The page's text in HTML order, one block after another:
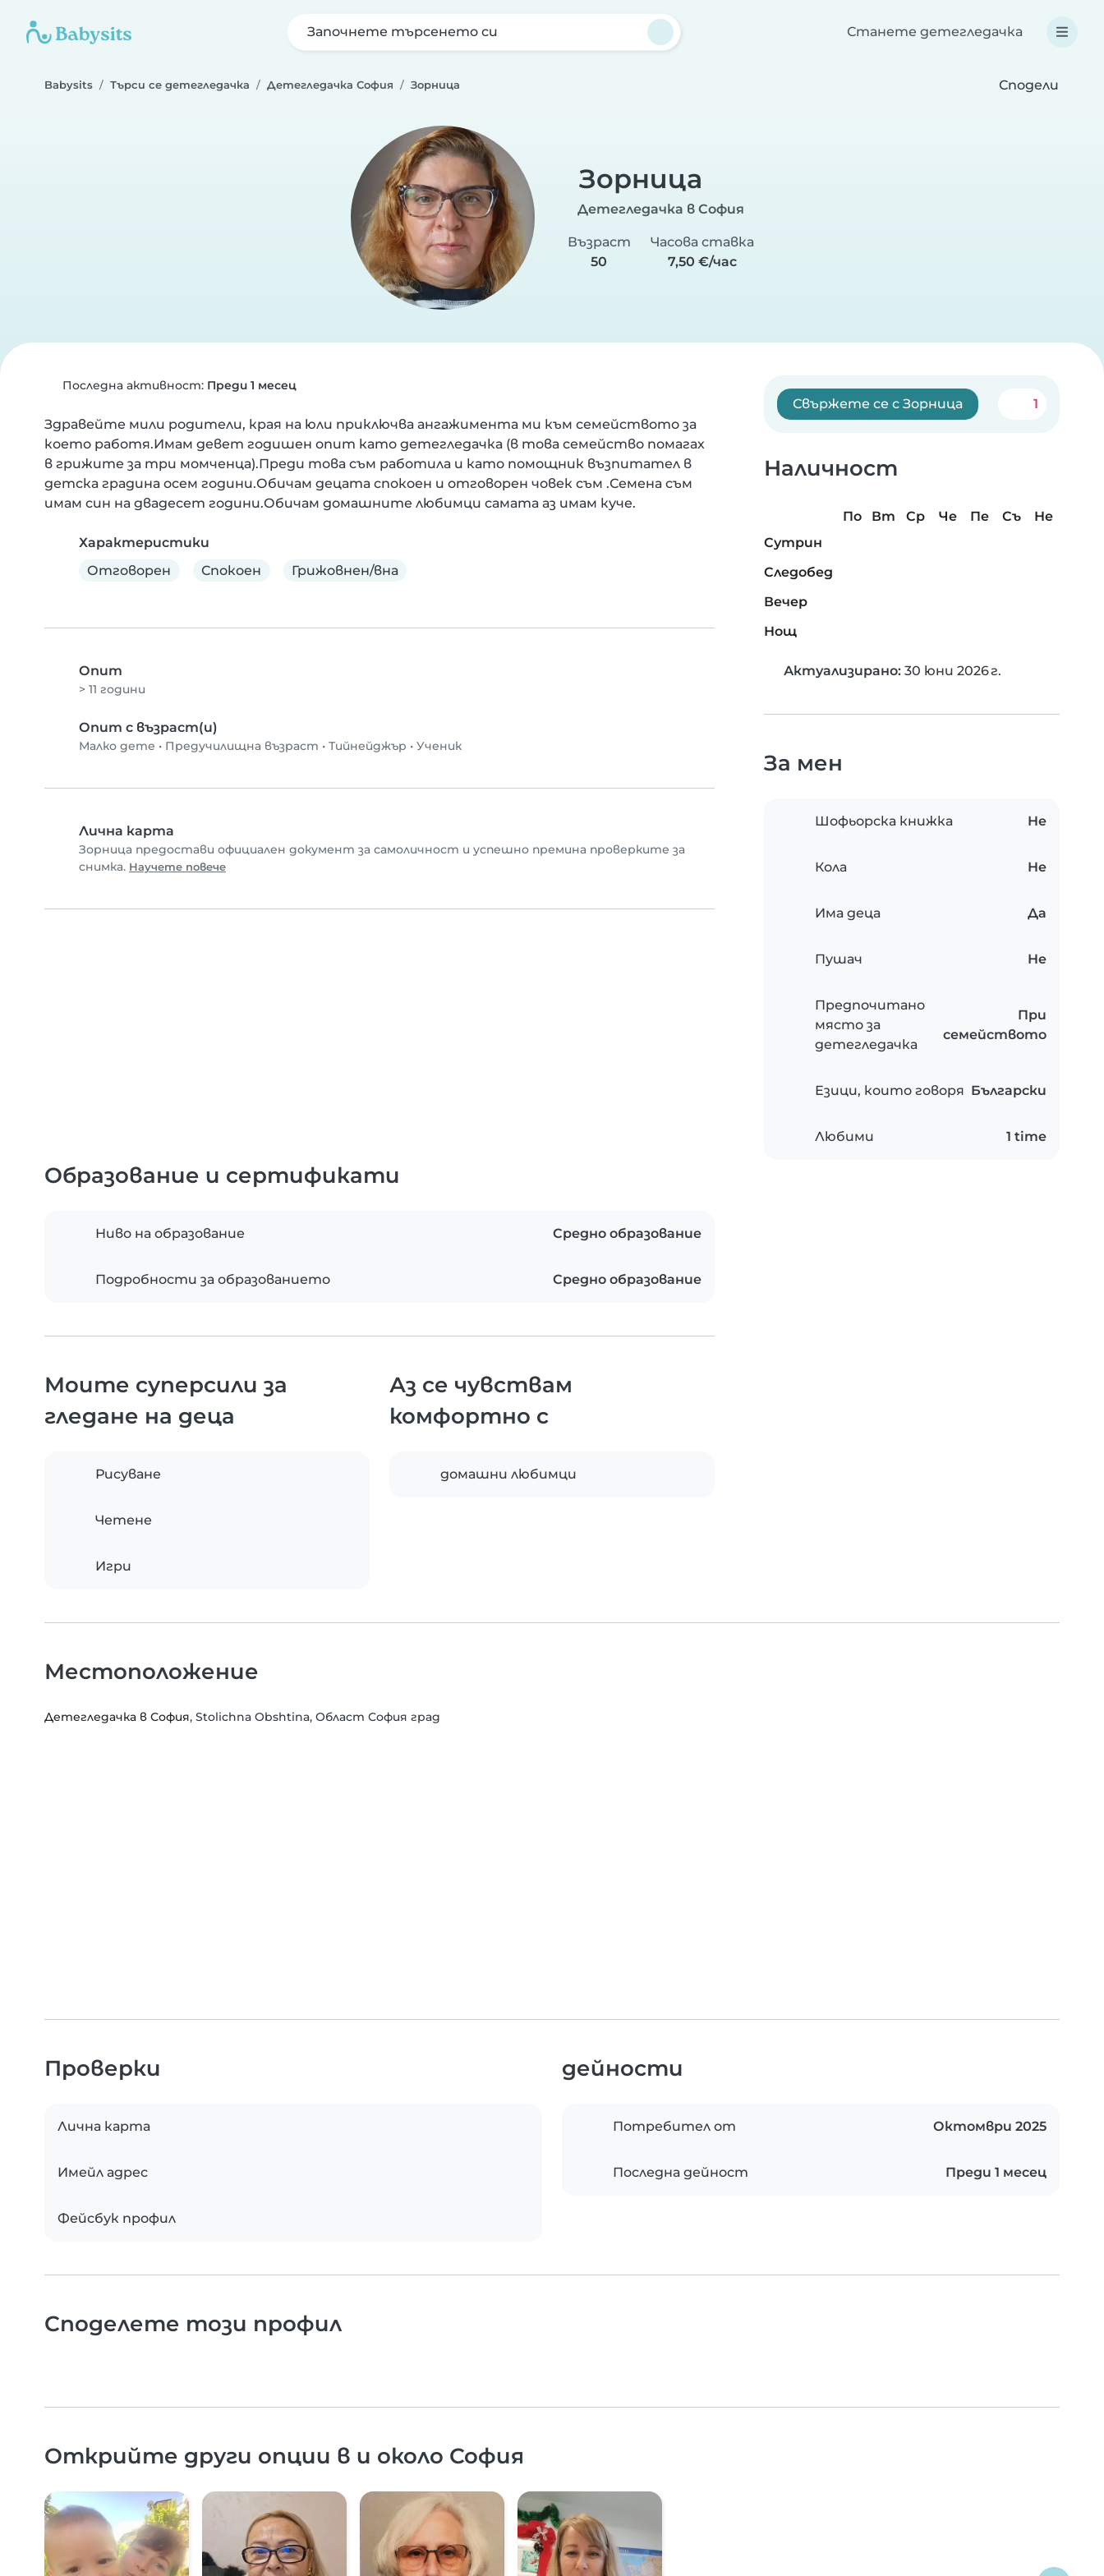
Започнете търсенето си Станете детегледачка
Babysits Търси се детегледачка Детегледачка София Зорница Сподели
Зорница
Детегледачка в София
Възраст
50
Часова ставка
7,50 €/час
Последна активност: Преди 1 месец
Здравейте мили родители, края на юли приключва ангажимента ми към семейството за
което работя.Имам девет годишен опит като детегледачка (в това семейство помагах
в грижите за три момченца).Преди това съм работила и като помощник възпитател в
детска градина осем години.Обичам децата спокоен и отговорен човек съм .Семена съм
имам син на двадесет години.Обичам домашните любимци самата аз имам куче.
Характеристики
Отговорен
Спокоен Грижовнен/вна
Опит
> 11 години
Опит с възраст(и)
Малко дете • Предучилищна възраст • Тийнейджър • Ученик
Лична карта
Зорница предостави официален документ за самоличност и успешно премина проверките за
снимка. Научете повече
Свържете се с Зорница 1
Наличност
По Вт Ср Че Пе Съ
Не
Сутрин
Следобед
Вечер
Нощ
Актуализирано: 30 юни 2026 г.
За мен
Шофьорска книжка Не
Кола Не
Има деца Да
Пушач Не
Предпочитано
място за
детегледачка
При
семейството
Езици, които говоря Български
Любими 1 time
Образование и сертификати
Ниво на образование Средно образование
Подробности за образованието Средно образование
Моите суперсили за
гледане на деца
Рисуване
Четене
Игри
Аз се чувствам
комфортно с
домашни любимци
Местоположение
Детегледачка в София, Stolichna Obshtina, Област София град
Проверки
Лична карта
Имейл адрес
Фейсбук профил
дейности
Потребител от Октомври 2025
Последна дейност Преди 1 месец
Споделете този профил
Открийте други опции в и около София